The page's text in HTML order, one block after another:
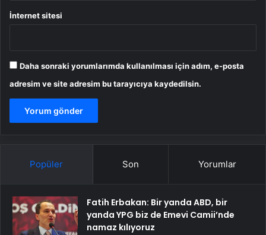
İnternet sitesi
Daha sonraki yorumlarımda kullanılması için adım, e-posta
adresim ve site adresim bu tarayıcıya kaydedilsin.
Popüler Son Yorumlar
Fatih Erbakan: Bir yanda ABD, bir
yanda YPG biz de Emevi Camii’nde
namaz kılıyoruz